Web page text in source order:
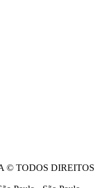
© TODOS DIREITOS